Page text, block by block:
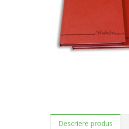
Descriere produs